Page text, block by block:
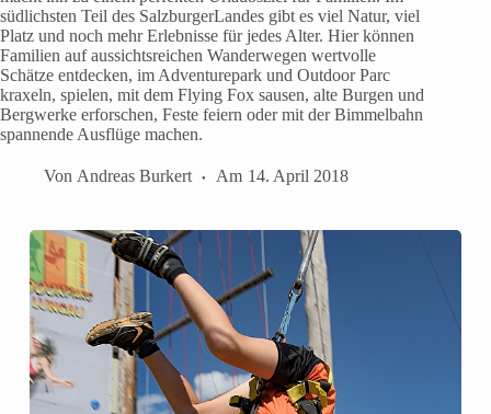
südlichsten Teil des SalzburgerLandes gibt es viel Natur, viel
Platz und noch mehr Erlebnisse für jedes Alter. Hier können
Familien auf aussichtsreichen Wanderwegen wertvolle
Schätze entdecken, im Adventurepark und Outdoor Parc
kraxeln, spielen, mit dem Flying Fox sausen, alte Burgen und
Bergwerke erforschen, Feste feiern oder mit der Bimmelbahn
spannende Ausflüge machen.
Von Andreas Burkert Am 14. April 2018